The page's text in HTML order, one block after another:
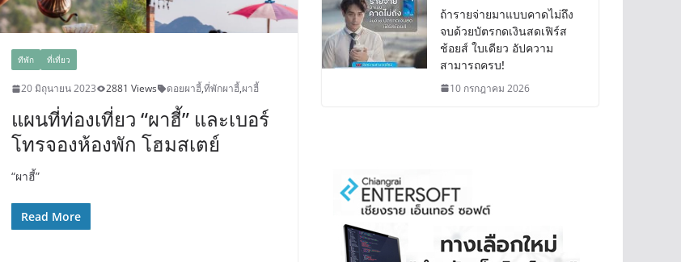
ทีพัก ที่เที่ยว
20 มิถุนายน 2023 2881 Views ดอยผาฮี้,ที่พักผาฮี้,ผาฮี้
แผนที่ท่องเที่ยว “ผาฮี้” และเบอร์
โทรจองห้องพัก โฮมสเตย์
“ผาฮี้”
Read More
ถ้ารายจ่ายมาแบบคาดไม่ถึง
จบด้วยบัตรกดเงินสดเฟิร์ส
ช้อยส์ ใบเดียว อัปความ
สามารถครบ!
10 กรกฎาคม 2026